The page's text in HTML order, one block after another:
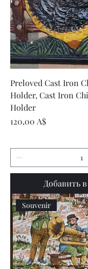
Preloved Cast Iron
Holder, Cast Iron
Holder
Цена
120,00 A$
Добавить
Souvenir